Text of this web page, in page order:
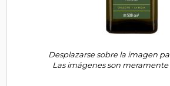
Desplazarse sobre la imagen
Las imágenes son meramente